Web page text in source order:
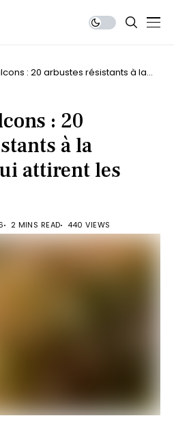
: 20 arbustes résistants à la
: 20
à la
attirent les
2 MINS READ 440 VIEWS